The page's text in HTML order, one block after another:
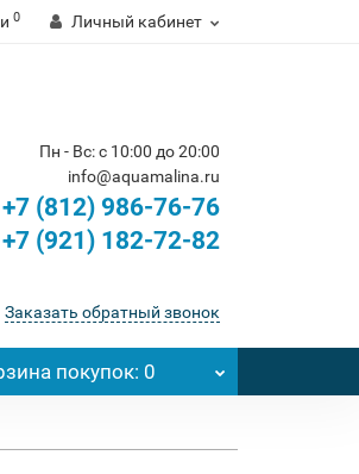
0 Личный кабинет
Пн - Вс: с 10:00 до 20:00
info@aquamalina.ru
+7 (812) 986-76-76
+7 (921) 182-72-82
Заказать обратный звонок
покупок: 0